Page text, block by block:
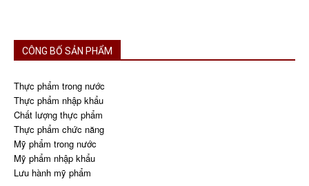
CÔNG BỐ SẢN PHẨM
Thực phẩm trong nước
Thực phẩm nhập khẩu
Chất lượng thực phẩm
Thực phẩm chức năng
Mỹ phẩm trong nước
Mỹ phẩm nhập khẩu
Lưu hành mỹ phẩm